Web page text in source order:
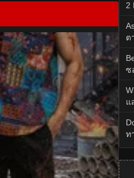
2
ต
ซ
แ
ท